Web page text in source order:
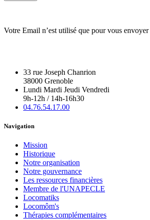
Votre Email n’est utilisé que pour vous
33 rue Joseph Chanrion
38000 Grenoble
Lundi Mardi Jeudi Vendredi
9h-12h / 14h-16h30
04.76.54.17.00
Navigation
Mission
Historique
Notre organisation
Notre gouvernance
Les ressources financières
Membre de l'UNAPECLE
Locomatiks
Locomôm's
Thérapies complémentaires